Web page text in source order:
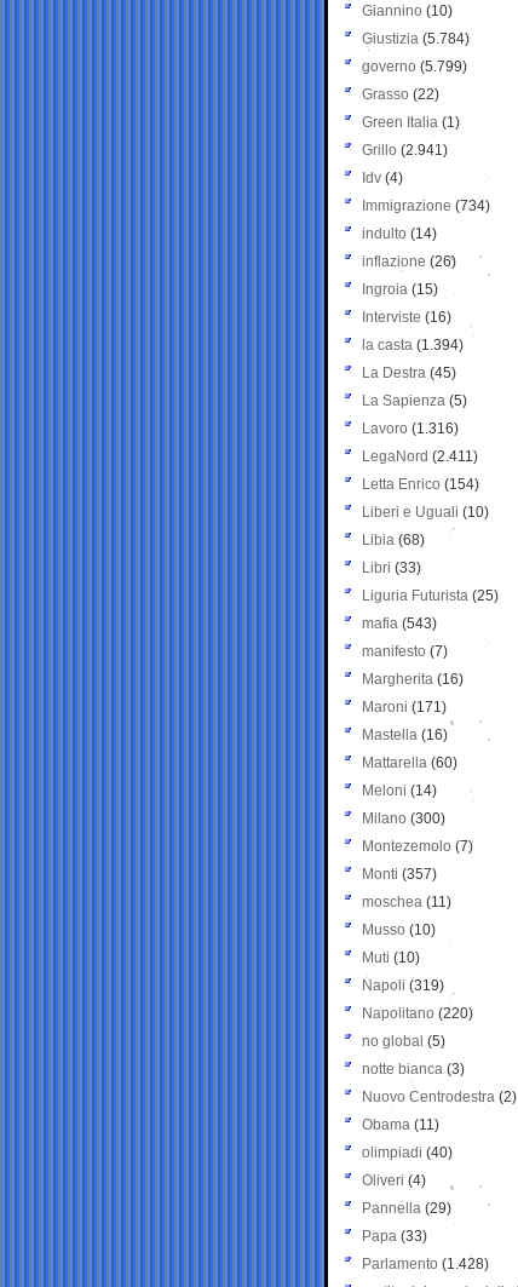
Giannino (10)
Giustizia (5.784)
governo (5.799)
Grasso (22)
Green Italia (1)
Grillo (2.941)
Idv (4)
Immigrazione (734)
indulto (14)
inflazione (26)
Ingroia (15)
Interviste (16)
la casta (1.394)
La Destra (45)
La Sapienza (5)
Lavoro (1.316)
LegaNord (2.411)
Letta Enrico (154)
Liberi e Uguali (10)
Libia (68)
Libri (33)
Liguria Futurista (25)
mafia (543)
manifesto (7)
Margherita (16)
Maroni (171)
Mastella (16)
Mattarella (60)
Meloni (14)
Milano (300)
Montezemolo (7)
Monti (357)
moschea (11)
Musso (10)
Muti (10)
Napoli (319)
Napolitano (220)
no global (5)
notte bianca (3)
Nuovo Centrodestra (2)
Obama (11)
olimpiadi (40)
Oliveri (4)
Pannella (29)
Papa (33)
Parlamento (1.428)